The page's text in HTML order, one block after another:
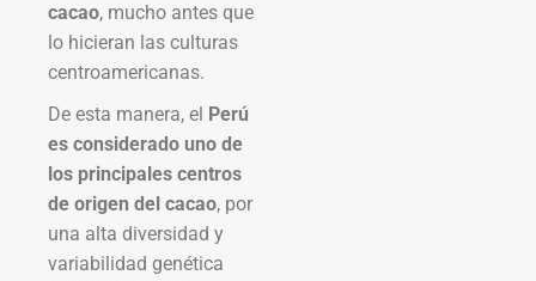
cacao, mucho antes que
lo hicieran las culturas
centroamericanas.
De esta manera, el Perú
es considerado uno de
los principales centros
de origen del cacao, por
una alta diversidad y
variabilidad genética